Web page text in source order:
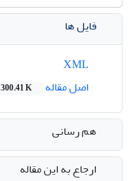
فایل ها
اصل مقاله
300.41 K
هم رسانی
ارجاع به این مقاله